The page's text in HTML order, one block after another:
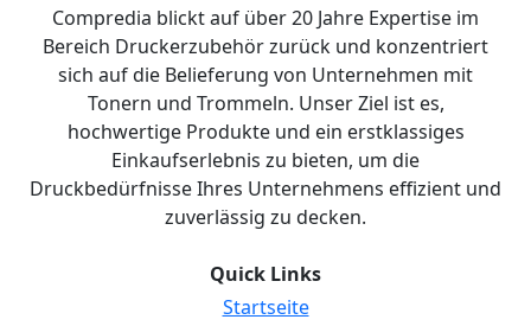
Compredia blickt auf über 20 Jahre Expertise im
Bereich Druckerzubehör zurück und konzentriert
sich auf die Belieferung von Unternehmen mit
Tonern und Trommeln. Unser Ziel ist es,
hochwertige Produkte und ein erstklassiges
Einkaufserlebnis zu bieten, um die
Druckbedürfnisse Ihres Unternehmens effizient und
zuverlässig zu decken.
Quick Links
Startseite